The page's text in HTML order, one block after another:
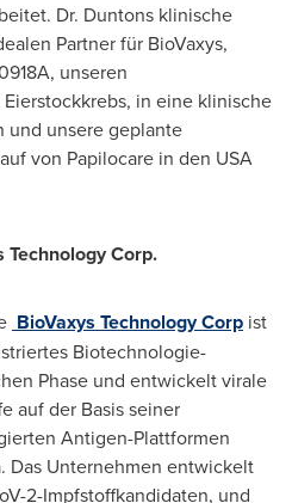
Dr. Duntons klinische
Partner für BioVaxys,
unseren
in eine klinische
und unsere geplante
von Papilocare in den USA
Corp.
BioVaxys Technology Corp ist
Biotechnologie-
Phase und entwickelt virale
auf der Basis seiner
Antigen-Plattformen
Das Unternehmen entwickelt
2-Impfstoffkandidaten, und